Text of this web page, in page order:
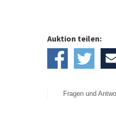
Auktion teilen:
Fragen und